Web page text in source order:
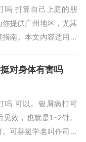
吗 打算自己上庭的朋
提供广州地区，尤其
南。本文内容适用于
终于在2021年6月3日
般情况下，法庭上打
对身体有害吗
吗 可以。银屑病打可
效，也就是1~2针。
可善挺学名叫作司库